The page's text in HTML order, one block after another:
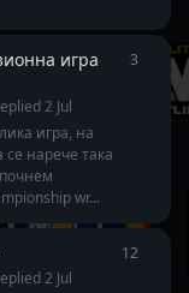
игра
2 Jul
игра, на
нарече така
wr...
3
2 Jul
12